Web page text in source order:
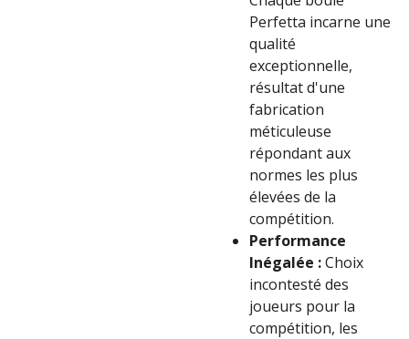
Perfetta incarne une
qualité
exceptionnelle,
résultat d'une
fabrication
méticuleuse
répondant aux
normes les plus
élevées de la
compétition.
Performance
Inégalée :Choix
incontesté des
joueurs pour la
compétition, les